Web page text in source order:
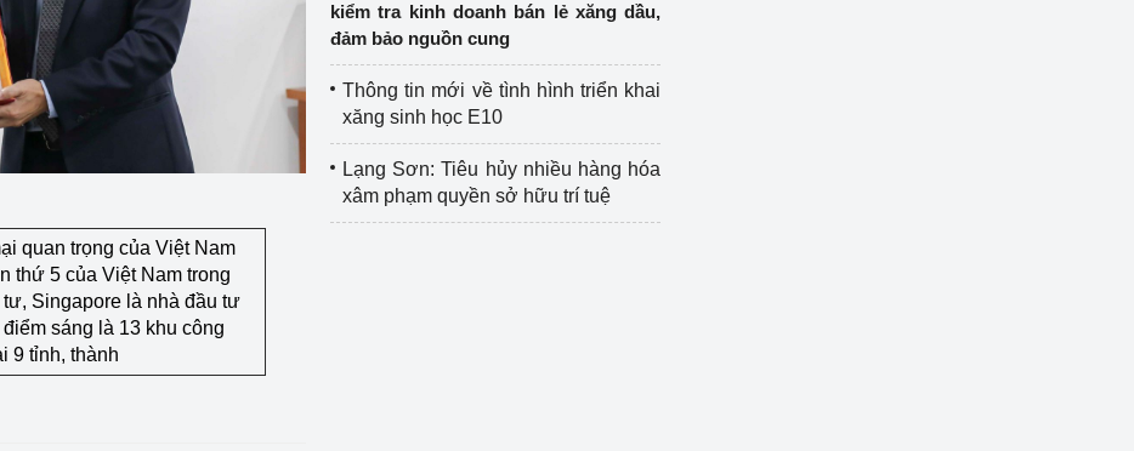
quan trọng của Việt Nam
thứ 5 của Việt Nam trong
Singapore là nhà đầu tư
sáng là 13 khu công
9 tỉnh, thành
kiểm tra kinh doanh bán lẻ xăng dầu,
đảm bảo nguồn cung
Thông tin mới về tình hình triển khai
xăng sinh học E10
Lạng Sơn: Tiêu hủy nhiều hàng hóa
xâm phạm quyền sở hữu trí tuệ